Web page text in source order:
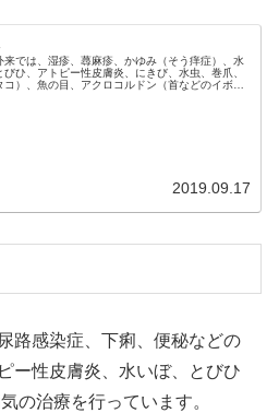
来では、湿疹、蕁麻疹、かゆみ（そう痒症）、水
びひ、アトピー性皮膚炎、にきび、水虫、巻爪、
コ）、魚の目、アクロコルドン（首などのイボ）
2019.09.17
路感染症、下痢、便秘などの
ー性皮膚炎、水いぼ、とびひ
の治療を行っています。